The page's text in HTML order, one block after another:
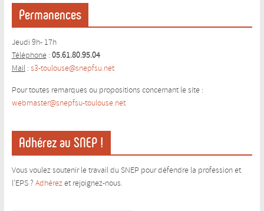
Permanences
Jeudi 9h- 17h
Téléphone: 05.61.80.95.04
Mail: s3-toulouse@snepfsu.net
Pour toutes remarques ou propositions concernant le site :
webmaster@snepfsu-toulouse.net
Adhérez au SNEP !
Vous voulez soutenir le travail du SNEP pour défendre la profession et
l’EPS ? Adhérezet rejoignez-nous.